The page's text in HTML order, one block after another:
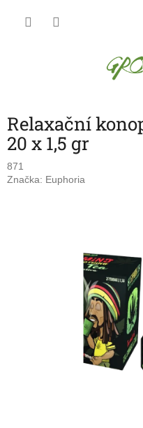
Relaxační
20 x 1,5 gr
871
Značka: Euphoria